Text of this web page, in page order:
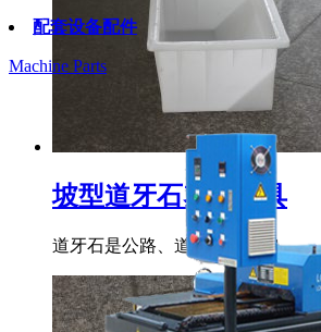
配套设备配件
Machine Parts
坡型道牙石塑料模具
道牙石是公路、道路建设必需...